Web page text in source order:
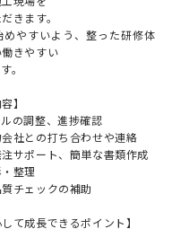
きます。
やすいよう、整った研修体
きやすい
。
】
の調整、進捗確認
社との打ち合わせや連絡
サポート、簡単な書類作成
整理
チェックの補助
て成長できるポイント】